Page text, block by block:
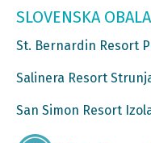
SLOVENSKA OBALA
St. Bernardin Resort
Salinera Resort
San Simon Resort